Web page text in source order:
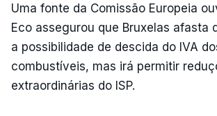
Uma fonte da Comissão Europeia
Eco assegurou que Bruxelas afasta
a possibilidade de descida do IVA
combustíveis, mas irá permitir
extraordinárias do ISP.